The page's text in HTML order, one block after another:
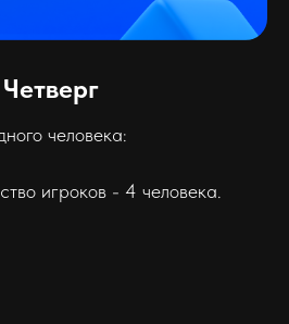
человека:
игроков - 4 человека.